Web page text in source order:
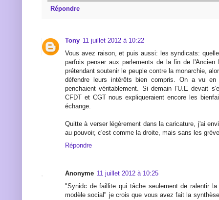
Répondre
Tony 11 juillet 2012 à 10:22
Vous avez raison, et puis aussi: les syndicats:
parfois penser aux parlements de la fin de l'Ancien
prétendant soutenir le peuple contre la monarchie,
défendre leurs intérêts bien compris. On a vu
penchaient véritablement. Si demain l'U.E devait
CFDT et CGT nous expliqueraient encore les
échange.
Quitte à verser légèrement dans la caricature, j'ai
au pouvoir, c'est comme la droite, mais sans les
Répondre
Anonyme 11 juillet 2012 à 10:25
"Synidc de faillite qui tâche seulement de ralentir la
modèle social" je crois que vous avez fait la